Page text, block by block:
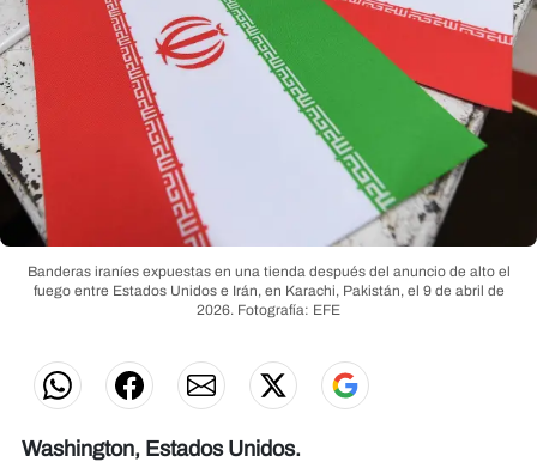
Banderas iraníes expuestas en una tienda después del anuncio de alto el
fuego entre Estados Unidos e Irán, en Karachi, Pakistán, el 9 de abril de
2026. Fotografía: EFE
​​​​​​Washington, Estados Unidos.